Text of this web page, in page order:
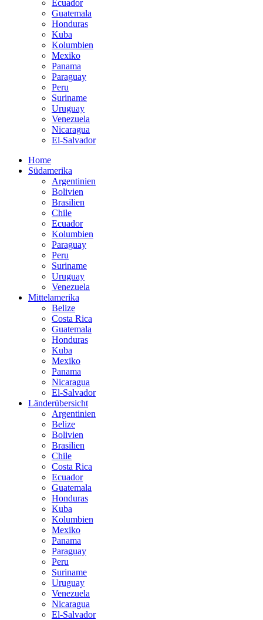
Ecuador
Guatemala
Honduras
Kuba
Kolumbien
Mexiko
Panama
Paraguay
Peru
Suriname
Uruguay
Venezuela
Nicaragua
El-Salvador
Home
Südamerika
Argentinien
Bolivien
Brasilien
Chile
Ecuador
Kolumbien
Paraguay
Peru
Suriname
Uruguay
Venezuela
Mittelamerika
Belize
Costa Rica
Guatemala
Honduras
Kuba
Mexiko
Panama
Nicaragua
El-Salvador
Länderübersicht
Argentinien
Belize
Bolivien
Brasilien
Chile
Costa Rica
Ecuador
Guatemala
Honduras
Kuba
Kolumbien
Mexiko
Panama
Paraguay
Peru
Suriname
Uruguay
Venezuela
Nicaragua
El-Salvador